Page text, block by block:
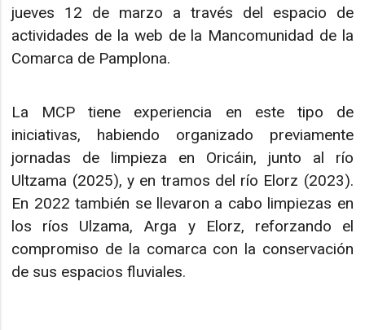
jueves 12 de marzo a través del espacio de
actividades de la web de la Mancomunidad de la
Comarca de Pamplona.
La MCP tiene experiencia en este tipo de
iniciativas, habiendo organizado previamente
jornadas de limpieza en Oricáin, junto al río
Ultzama (2025), y en tramos del río Elorz (2023).
En 2022 también se llevaron a cabo limpiezas en
los ríos Ulzama, Arga y Elorz, reforzando el
compromiso de la comarca con la conservación
de sus espacios fluviales.